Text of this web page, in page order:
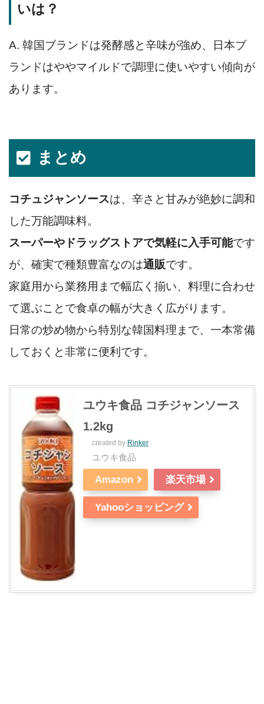
いは？
A. 韓国ブランドは発酵感と辛味が強め、日本ブ
ランドはややマイルドで調理に使いやすい傾向が
あります。
まとめ
コチュジャンソースは、辛さと甘みが絶妙に調和
した万能調味料。
スーパーやドラッグストアで気軽に入手可能です
が、確実で種類豊富なのは通販です。
家庭用から業務用まで幅広く揃い、料理に合わせ
て選ぶことで食卓の幅が大きく広がります。
日常の炒め物から特別な韓国料理まで、一本常備
しておくと非常に便利です。
ユウキ食品 コチジャンソース
1.2kg
created by Rinker
ユウキ食品
Amazon 楽天市場
Yahooショッピング